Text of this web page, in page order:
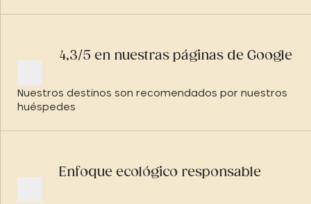
4,3/5 en nuestras páginas de Google
Nuestros destinos son recomendados por nuestros
huéspedes
Enfoque ecológico responsable